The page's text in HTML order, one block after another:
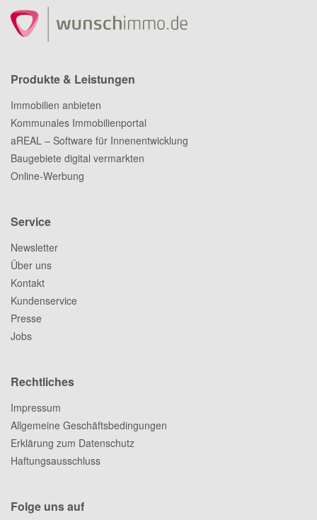
Produkte & Leistungen
Immobilien anbieten
Kommunales Immobilienportal
aREAL – Software für Innenentwicklung
Baugebiete digital vermarkten
Online-Werbung
Service
Newsletter
Über uns
Kontakt
Kundenservice
Presse
Jobs
Rechtliches
Impressum
Allgemeine Geschäftsbedingungen
Erklärung zum Datenschutz
Haftungsausschluss
Folge uns auf